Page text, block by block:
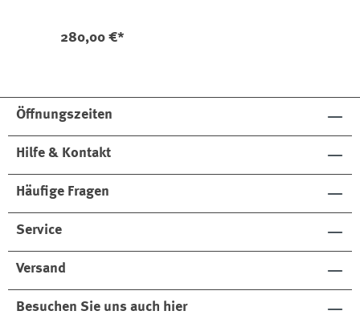
280,00 €*
Öffnungszeiten
Hilfe & Kontakt
Häufige Fragen
Service
Versand
Besuchen Sie uns auch hier